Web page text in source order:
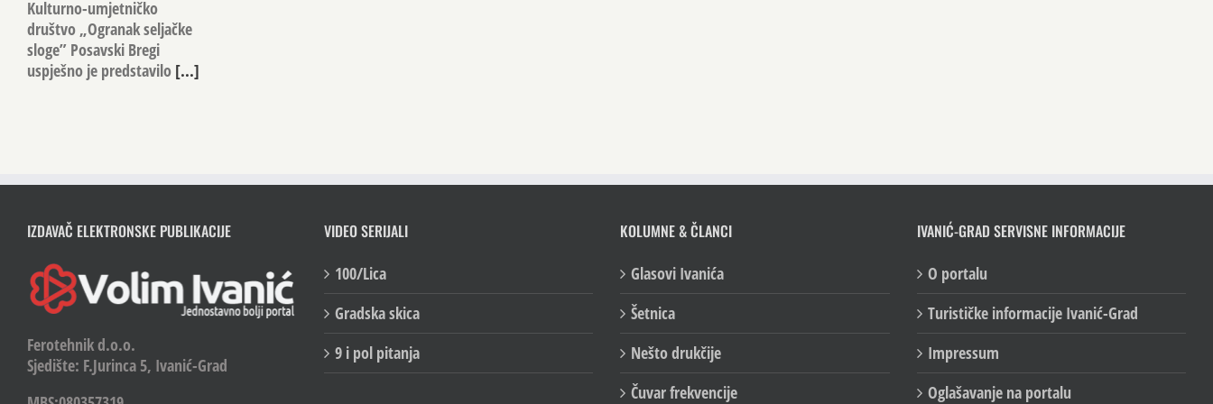
Kulturno-umjetničko
društvo „Ogranak seljačke
sloge” Posavski Bregi
uspješno je predstavilo[...]
IZDAVAČ ELEKTRONSKE PUBLIKACIJE
Ferotehnik d.o.o.
Sjedište: F.Jurinca 5, Ivanić-Grad
VIDEO SERIJALI
100/Lica
Gradska skica
9 i pol pitanja
KOLUMNE & ČLANCI
Glasovi Ivanića
Šetnica
Nešto drukčije
Čuvar frekvencije
IVANIĆ-GRAD SERVISNE INFORMACIJE
O portalu
Turističke informacije Ivanić-Grad
Impressum
Oglašavanje na portalu